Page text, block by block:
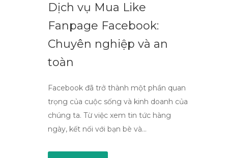
Dịch vụ Mua Like
Fanpage Facebook:
Chuyên nghiệp và an
toàn
Facebook đã trở thành một phần quan
trọng của cuộc sống và kinh doanh của
chúng ta. Từ việc xem tin tức hàng
ngày, kết nối với bạn bè và…